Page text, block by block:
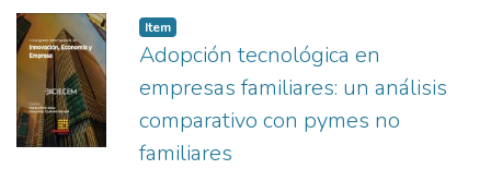
in the literature.
;
Murillo Marrodán, Alberto
Larrauri
Villamor, Juan Ignacio
Item
Adopción tecnológica en
empresas familiares: un análisis
comparativo con pymes no
familiares